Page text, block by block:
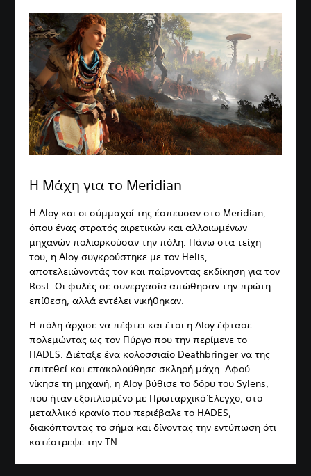
Η Μάχη για το Meridian
Η Aloy και οι σύμμαχοί της έσπευσαν στο Meridian,
όπου ένας στρατός αιρετικών και αλλοιωμένων
μηχανών πολιορκούσαν την πόλη. Πάνω στα τείχη
του, η Aloy συγκρούστηκε με τον Helis,
αποτελειώνοντάς τον και παίρνοντας εκδίκηση για τον
Rost. Οι φυλές σε συνεργασία απώθησαν την πρώτη
επίθεση, αλλά εντέλει νικήθηκαν.
Η πόλη άρχισε να πέφτει και έτσι η Aloy έφτασε
πολεμώντας ως τον Πύργο που την περίμενε το
HADES. Διέταξε ένα κολοσσιαίο Deathbringer να της
επιτεθεί και επακολούθησε σκληρή μάχη. Αφού
νίκησε τη μηχανή, η Aloy βύθισε το δόρυ του Sylens,
που ήταν εξοπλισμένο με Πρωταρχικό Έλεγχο, στο
μεταλλικό κρανίο που περιέβαλε το HADES,
διακόπτοντας το σήμα και δίνοντας την εντύπωση ότι
κατέστρεψε την ΤΝ.